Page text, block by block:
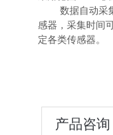
数据自动采
感器，采集时间
定各类传感器。
产品咨询